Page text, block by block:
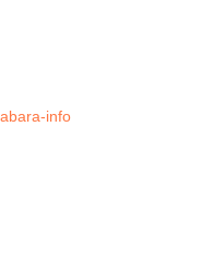
info